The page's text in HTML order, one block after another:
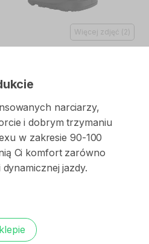
Więcej zdjęć (2 )
narciarzy​,​
i dobrym trzymaniu
w zakresie 90-100
Ci komfort zarówno
dynamicznej jazdy.